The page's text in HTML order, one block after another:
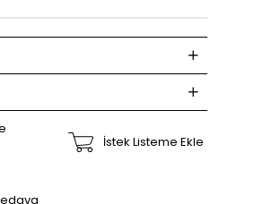
İstek Listeme Ekle